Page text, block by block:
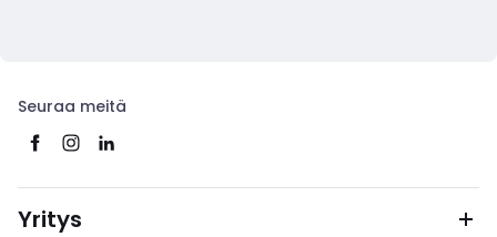
Seuraa meitä
Yritys